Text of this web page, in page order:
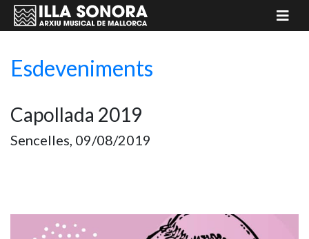
Esdeveniments
Capollada 2019
Sencelles, 09/08/2019